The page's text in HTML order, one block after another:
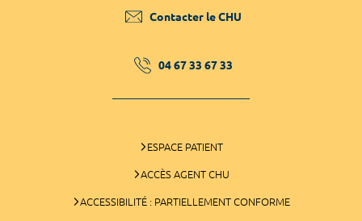
Contacter le CHU
04 67 33 67 33
ESPACE PATIENT
ACCÈS AGENT CHU
ACCESSIBILITÉ : PARTIELLEMENT CONFORME